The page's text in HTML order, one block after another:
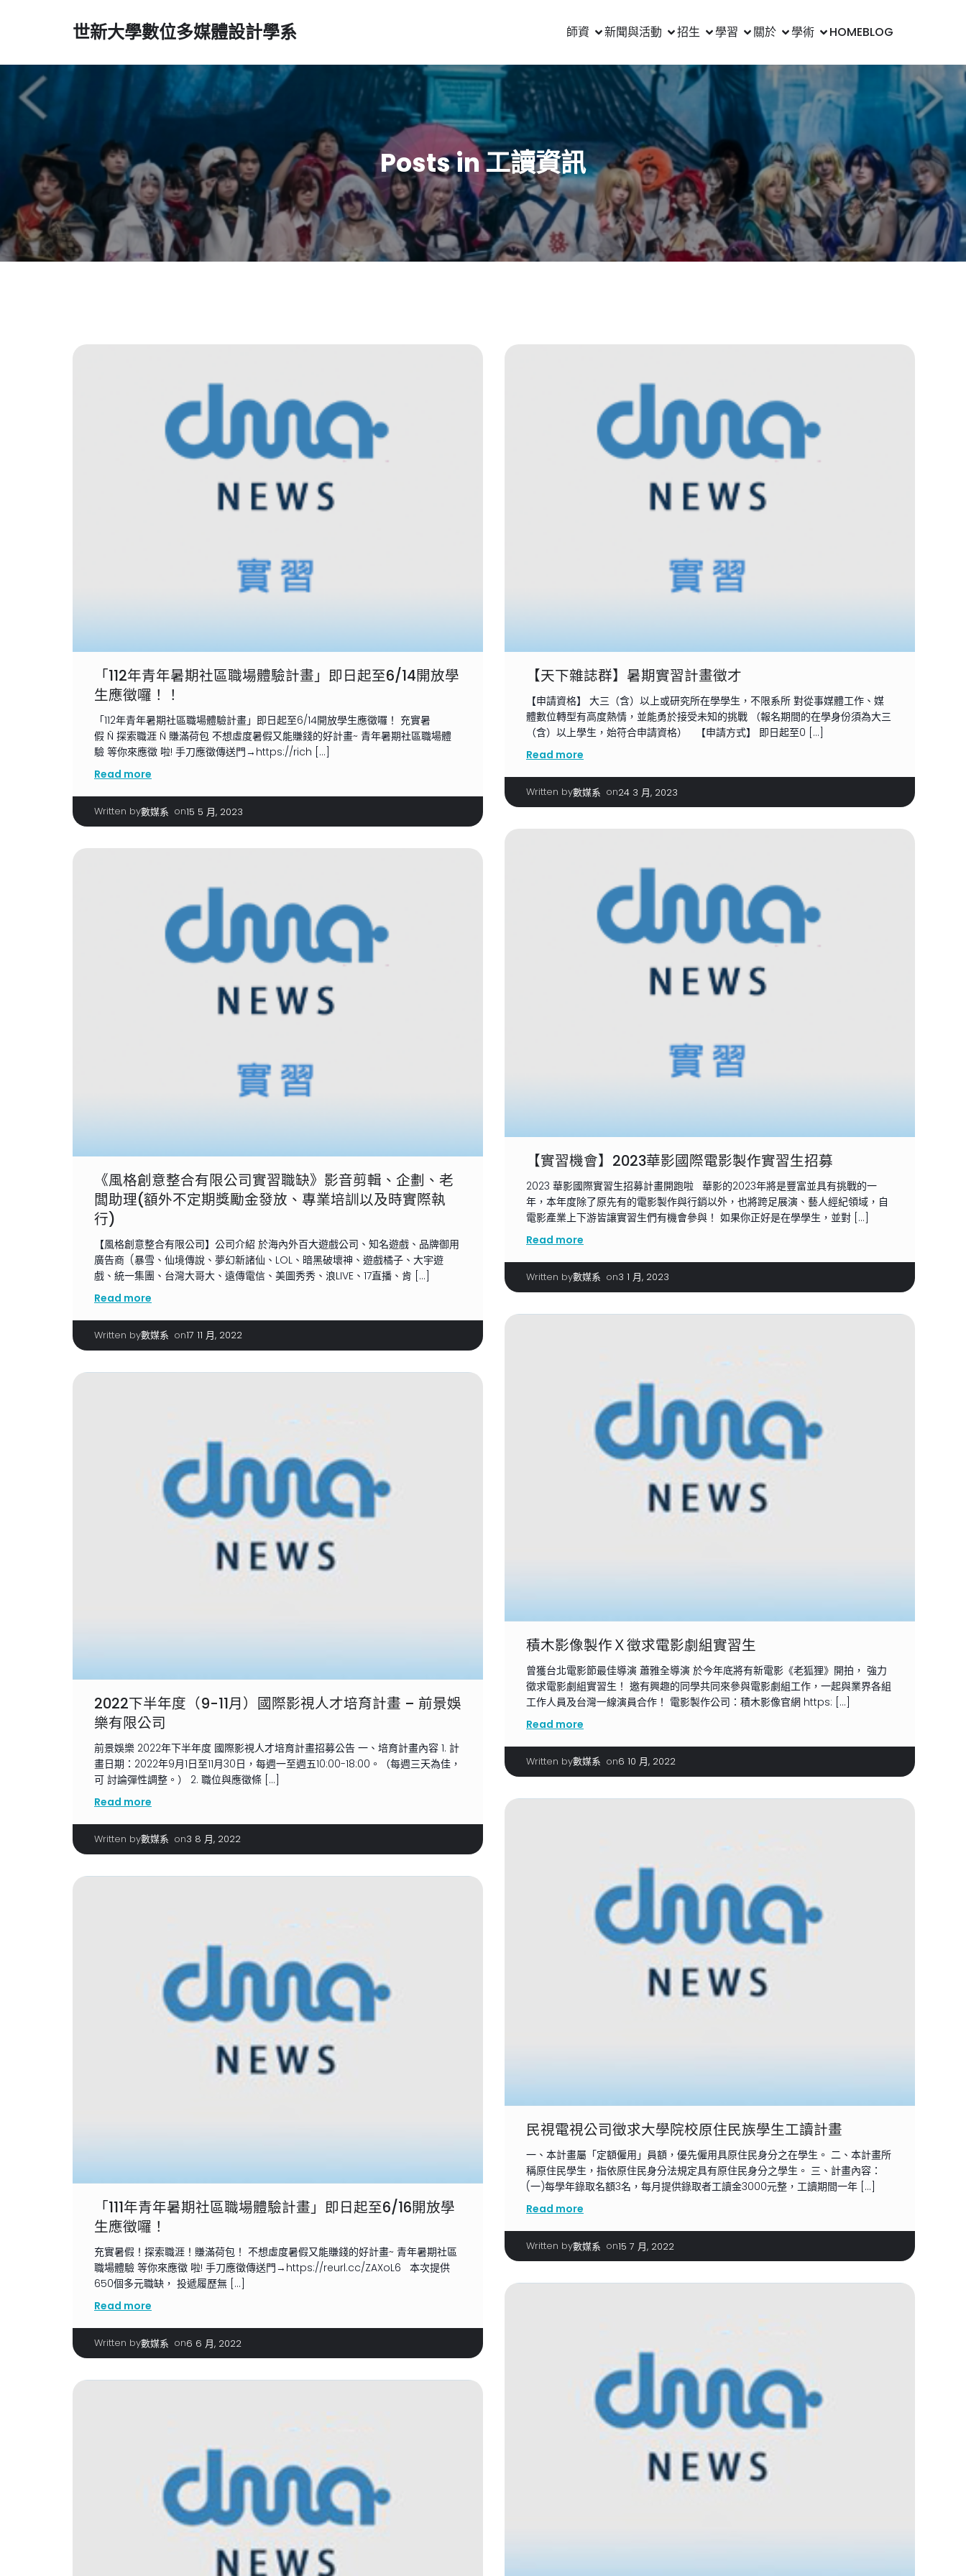
世新大學數位多媒體設計學系 師資 新聞與活動 招生 學習 關於 學術 HOMEBLOG
Posts in 工讀資訊
「112年青年暑期社區職場體驗計畫」即日起至6/14開放學
生應徵囉！！
「112年青年暑期社區職場體驗計畫」即日起至6/14開放學生應徵囉！ 充實暑
假 Ñ 探索職涯 Ñ 賺滿荷包 不想虛度暑假又能賺錢的好計畫~ 青年暑期社區職場體
驗 等你來應徵 啦! 手刀應徵傳送門→https://rich […]
Read more
Written by數媒系 on15 5 月, 2023
【天下雜誌群】暑期實習計畫徵才
【申請資格】 大三（含）以上或研究所在學學生，不限系所 對從事媒體工作、媒
體數位轉型有高度熱情，並能勇於接受未知的挑戰 （報名期間的在學身份須為大三
（含）以上學生，始符合申請資格） 【申請方式】 即日起至0 […]
Read more
Written by數媒系 on24 3 月, 2023
【實習機會】2023華影國際電影製作實習生招募
2023 華影國際實習生招募計畫開跑啦 華影的2023年將是豐富並具有挑戰的一
年，本年度除了原先有的電影製作與行銷以外，也將跨足展演、藝人經紀領域，自
電影產業上下游皆讓實習生們有機會參與！ 如果你正好是在學學生，並對 […]
Read more
Written by數媒系 on3 1 月, 2023
《風格創意整合有限公司實習職缺》影音剪輯、企劃、老
闆助理(額外不定期獎勵金發放、專業培訓以及時實際執
行)
【風格創意整合有限公司】公司介紹 於海內外百大遊戲公司、知名遊戲、品牌御用
廣告商 (暴雪、仙境傳說、夢幻新諸仙、LOL、暗黑破壞神、遊戲橘子、大宇遊
戲、統一集團、台灣大哥大、遠傳電信、美圖秀秀、浪LIVE、17直播、肯 […]
Read more
Written by數媒系 on17 11 月, 2022
積木影像製作Ｘ徵求電影劇組實習生
曾獲台北電影節最佳導演 蕭雅全導演 於今年底將有新電影《老狐狸》開拍， 強力
徵求電影劇組實習生！ 邀有興趣的同學共同來參與電影劇組工作，一起與業界各組
工作人員及台灣一線演員合作！ 電影製作公司：積木影像官網 https: […]
Read more
Written by數媒系 on6 10 月, 2022
2022下半年度（9-11月）國際影視人才培育計畫 – 前景娛
樂有限公司
前景娛樂 2022年下半年度 國際影視⼈才培育計畫招募公告 ⼀、培育計畫內容 1. 計
畫⽇期：2022年9⽉1⽇⾄11⽉30⽇，每週⼀⾄週五10:00-18:00。（每週三天為佳，
可 討論彈性調整。） 2. 職位與應徵條 […]
Read more
Written by數媒系 on3 8 月, 2022
民視電視公司徵求大學院校原住民族學生工讀計畫
一、本計畫屬「定額僱用」員額，優先僱用具原住民身分之在學生。 二、本計畫所
稱原住民學生，指依原住民身分法規定具有原住民身分之學生。 三、計畫內容：
(一)每學年錄取名額3名，每月提供錄取者工讀金3000元整，工讀期間一年 […]
Read more
Written by數媒系 on15 7 月, 2022
「111年青年暑期社區職場體驗計畫」即日起至6/16開放學
生應徵囉！
充實暑假！探索職涯！賺滿荷包！ 不想虛度暑假又能賺錢的好計畫~ 青年暑期社區
職場體驗 等你來應徵 啦! 手刀應徵傳送門→https://reurl.cc/ZAXoL6 本次提供
650個多元職缺， 投遞履歷無 […]
Read more
Written by數媒系 on6 6 月, 2022